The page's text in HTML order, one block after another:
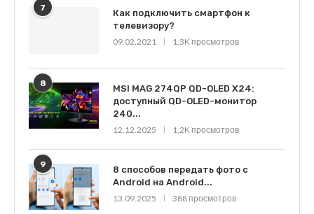
7
Как подключить смартфон к
телевизору?
09.02.2021
1,3K просмотров
8
MSI MAG 274QP QD-OLED X24:
доступный QD-OLED-монитор
240...
12.12.2025
1,2K просмотров
9
8 способов передать фото с
Android на Android...
13.09.2025
388 просмотров